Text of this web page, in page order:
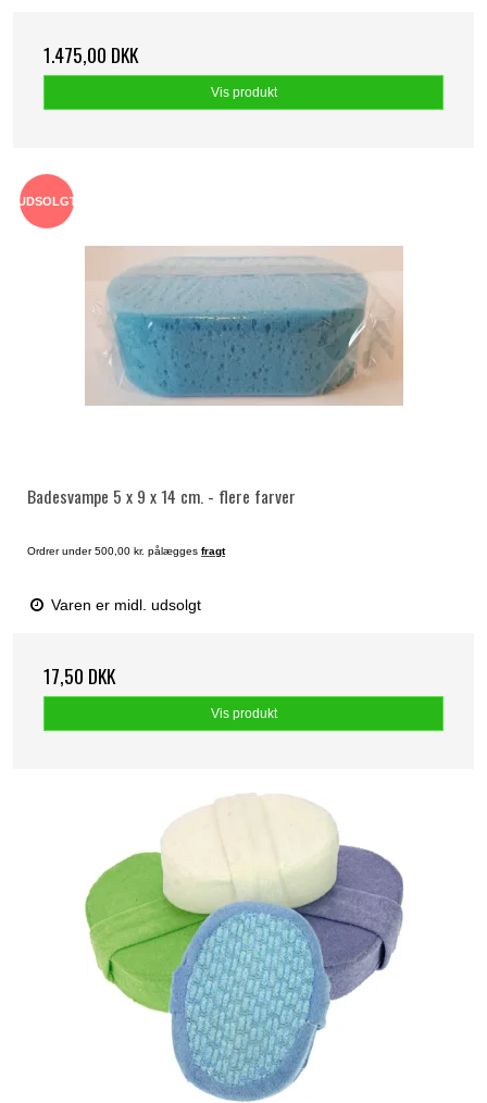
1.475,00 DKK
Vis produkt
UDSOLGT
Badesvampe 5 x 9 x 14 cm. - flere farver
Ordrer under 500,00 kr. pålægges fragt
Varen er midl. udsolgt
17,50 DKK
Vis produkt